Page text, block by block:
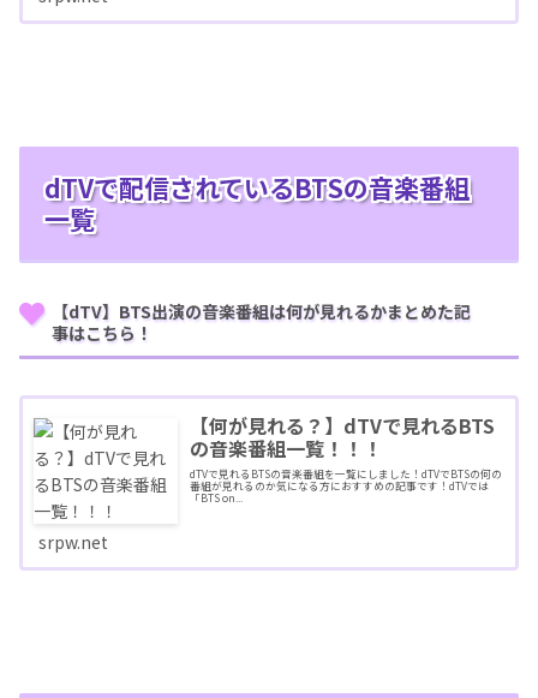
dTVで配信されているBTSの音楽番組
一覧
【dTV】BTS出演の音楽番組は何が見れるかまとめた記
事はこちら！
【何が見れる？】dTVで見れるBTS
の音楽番組一覧！！！
dTVで見れるBTSの音楽番組を一覧にしました！dTVでBTSの何の
番組が見れるのか気になる方におすすめの記事です！dTVでは
「BTS on...
srpw.net